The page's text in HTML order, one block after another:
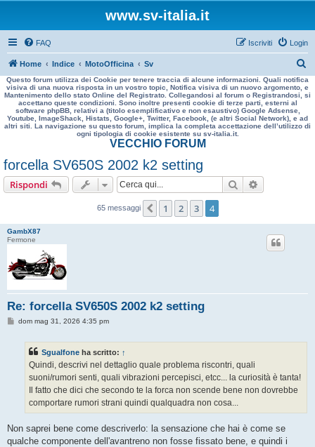
www.sv-italia.it
FAQ Login
Iscriviti
Home Indice MotoOfficina Sv
e
r
a
Questo forum utilizza dei Cookie per tenere traccia di alcune informazioni. Quali notifica
visiva di una nuova risposta in un vostro topic, Notifica visiva di un nuovo argomento, e
Mantenimento dello stato Online del Registrato. Collegandosi al forum o Registrandosi, si
accettano queste condizioni. Sono inoltre presenti cookie di terze parti, esterni al
software phpBB, relativi a (titolo esemplificativo e non esaustivo) Google Adsense,
Youtube, ImageShack, Histats, Google+, Twitter, Facebook, (e altri Social Network), e ad
altri siti. La navigazione su questo forum, implica la completa accettazione dell’utilizzo di
ogni tipologia di cookie esistente su sv-italia.it.
VECCHIO FORUM
forcella SV650S 2002 k2 setting
Rispondi Cerca
65 messaggi Precedente
1 2 3 4
GambX87
Fermone
Re: forcella SV650S 2002 k2 setting
Mdom mag 31, 2026 4:35 pm
Sgualfone ha scritto: ↑
Quindi, descrivi nel dettaglio quale problema riscontri, quali
suoni/rumori senti, quali vibrazioni percepisci, etcc... la curiosità è tanta!
Il fatto che dici che secondo te la forca non scende bene non dovrebbe
comportare rumori strani quindi qualquadra non cosa...
Non saprei bene come descriverlo: la sensazione che hai è come se
qualche componente dell'avantreno non fosse fissato bene, e quindi i